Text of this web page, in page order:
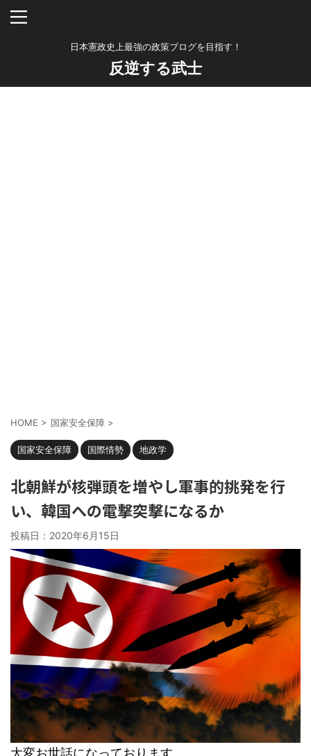
日本憲政史上最強の政策ブログを目指す！
反逆する武士
HOME > 国家安全保障 >
国家安全保障 国際情勢 地政学
北朝鮮が核弾頭を増やし軍事的挑発を行
い、韓国への電撃突撃になるか
投稿日： 2020年6月15日
大変お世話になっております。